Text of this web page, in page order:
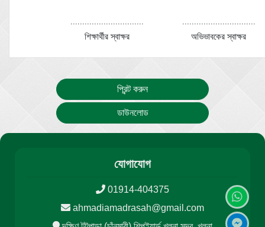
শিক্ষার্থীর স্বাক্ষর অভিভাবকের স্বাক্ষর
প্রিন্ট করুন
ডাউনলোড
যোগাযোগ
01914-404375
ahmadiamadrasah@gmail.com